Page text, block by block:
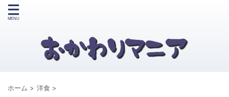
ホーム > 洋食 >